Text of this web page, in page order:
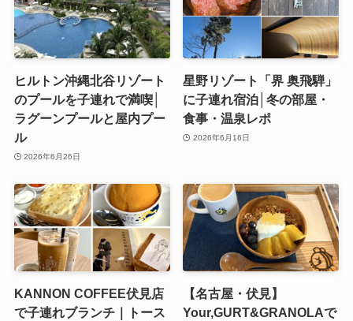
ヒルトン沖縄北谷リゾート
のプールを子連れで満喫│
ラグーンプールと屋内プー
ル
2026年6月26日
星野リゾート「界 奥飛騨」
に子連れ宿泊│冬の部屋・
食事・温泉レポ
2026年6月16日
KANNON COFFEE伏見店
で子連れブランチ｜トース
【名古屋・伏見】
Your,GURT&GRANOLAで